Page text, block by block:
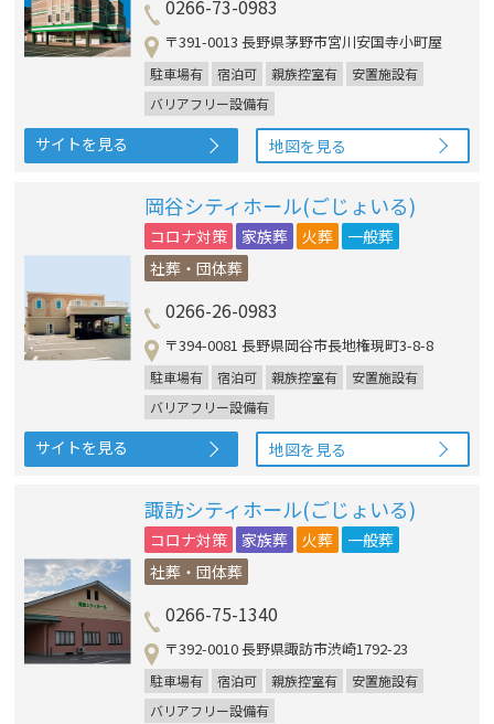
0266-73-0983
〒391-0013 長野県茅野市宮川安国寺小町屋
駐車場有 宿泊可 親族控室有
安置施設有
バリアフリー設備有
サイトを見る 地図を見る
岡谷シティホール(ごじょいる)
コロナ対策 家族葬 火葬
一般葬
社葬・団体葬
0266-26-0983
〒394-0081 長野県岡谷市長地権現町3-8-8
駐車場有 宿泊可 親族控室有
安置施設有
バリアフリー設備有
サイトを見る 地図を見る
諏訪シティホール(ごじょいる)
コロナ対策 家族葬 火葬
一般葬
社葬・団体葬
0266-75-1340
〒392-0010 長野県諏訪市渋崎1792-23
駐車場有 宿泊可 親族控室有
安置施設有
バリアフリー設備有